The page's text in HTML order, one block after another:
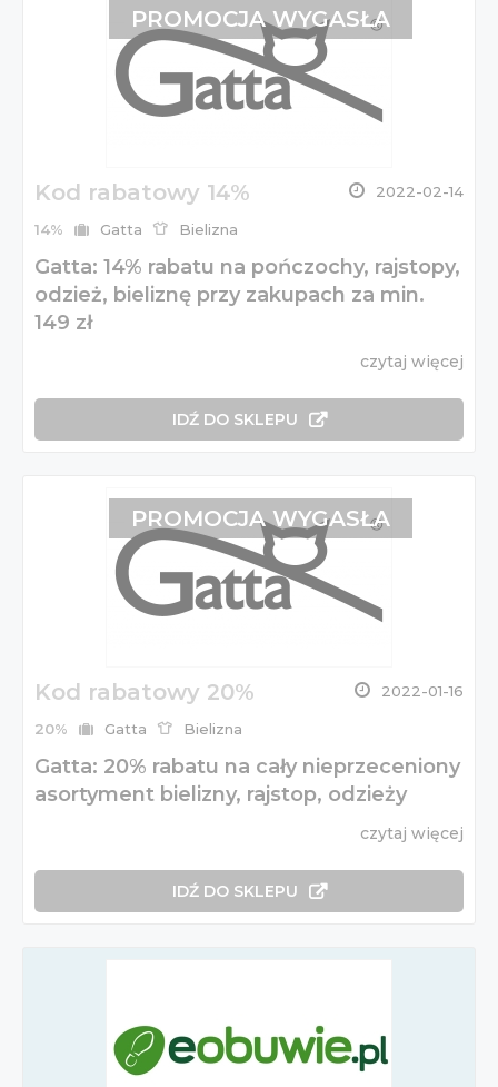
Kod rabatowy 14% 2022-02-14
14% Gatta Bielizna
Gatta: 14% rabatu na pończochy, rajstopy,
odzież, bieliznę przy zakupach za min.
149 zł
czytaj więcej
IDŹ DO SKLEPU
PROMOCJA WYGASŁA
Kod rabatowy 20% 2022-01-16
20% Gatta Bielizna
Gatta: 20% rabatu na cały nieprzeceniony
asortyment bielizny, rajstop, odzieży
czytaj więcej
IDŹ DO SKLEPU
PROMOCJA WYGASŁA